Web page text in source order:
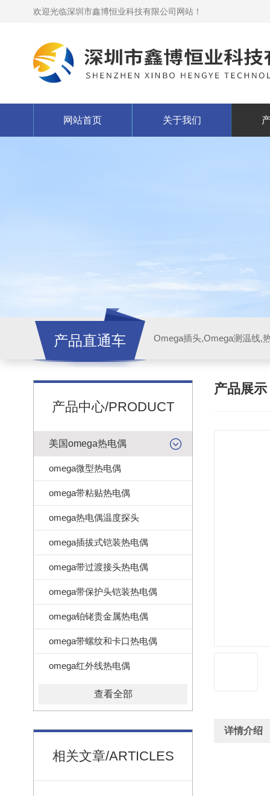
欢迎光临深圳市鑫博恒业科技有限公司网站！
网站首页 关于我们
产品直通车
产品中心/PRODUCT
美国omega热电偶
omega微型热电偶
omega带粘贴热电偶
omega热电偶温度探头
omega插拔式铠装热电偶
omega带过渡接头热电偶
omega带保护头铠装热电偶
omega铂铑贵金属热电偶
omega带螺纹和卡口热电偶
omega红外线热电偶
查看全部
相关文章/ARTICLES
产品展示
详情介绍